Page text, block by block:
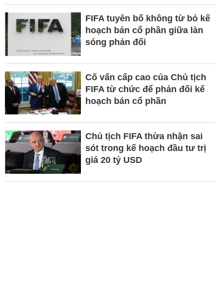
FIFA tuyên bố không từ bỏ kế
hoạch bán cổ phần giữa làn
sóng phản đối
Cố vấn cấp cao của Chủ tịch
FIFA từ chức để phản đối kế
hoạch bán cổ phần
Chủ tịch FIFA thừa nhận sai
sót trong kế hoạch đầu tư trị
giá 20 tỷ USD